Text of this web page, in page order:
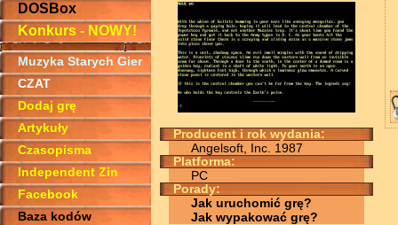
DOSBox
Konkurs - NOWY!
Muzyka Starych Gier
CZAT
Dodaj grę
Artykuły
Czasopisma
Independent Zin
Facebook
Baza kodów
Producent i rok wydania:
Angelsoft, Inc. 1987
Platforma:
PC
Porady:
Jak uruchomić grę?
Jak wypakować grę?